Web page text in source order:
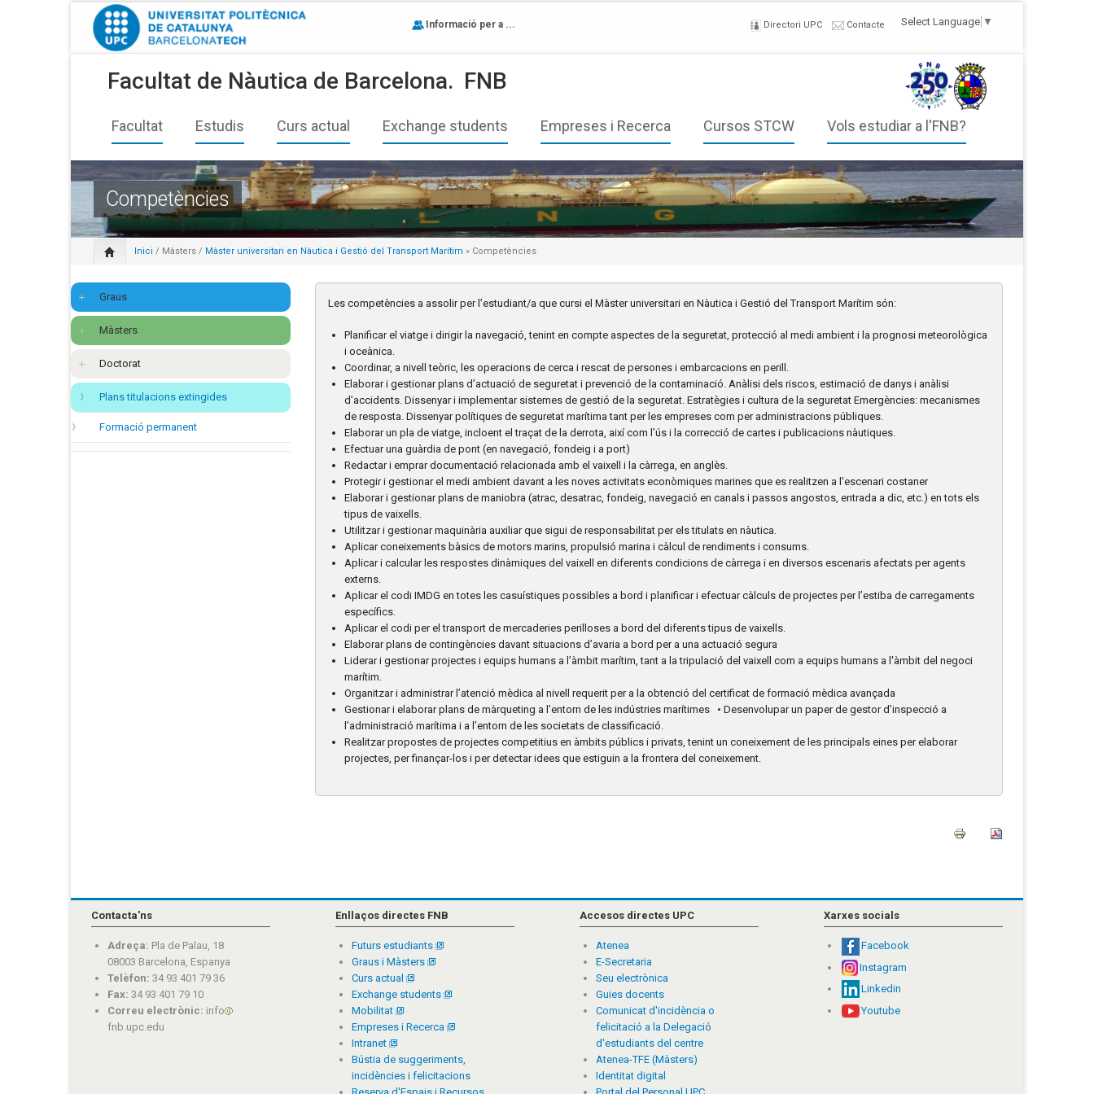
Select Language ▼
Directori UPC Contacte
Informació per a ...
Facultat de Nàutica de Barcelona. FNB
Facultat Estudis Curs actual Exchange students Empreses i Recerca Cursos STCW Vols estudiar a l'FNB?
Competències
Inici / Màsters / Màster universitari en Nàutica i Gestió del Transport Marítim » Competències
Graus
Màsters
Doctorat
Plans titulacions extingides
Formació permanent
Les competències a assolir per l’estudiant/a que cursi el Màster universitari en Nàutica i Gestió del Transport Marítim són:
Planificar el viatge i dirigir la navegació, tenint en compte aspectes de la seguretat, protecció al medi ambient i la prognosi meteorològica
i oceànica.
Coordinar, a nivell teòric, les operacions de cerca i rescat de persones i embarcacions en perill.
Elaborar i gestionar plans d’actuació de seguretat i prevenció de la contaminació. Anàlisi dels riscos, estimació de danys i anàlisi
d’accidents. Dissenyar i implementar sistemes de gestió de la seguretat. Estratègies i cultura de la seguretat Emergències: mecanismes
de resposta. Dissenyar polítiques de seguretat marítima tant per les empreses com per administracions públiques.
Elaborar un pla de viatge, incloent el traçat de la derrota, així com l’ús i la correcció de cartes i publicacions nàutiques.
Efectuar una guàrdia de pont (en navegació, fondeig i a port)
Redactar i emprar documentació relacionada amb el vaixell i la càrrega, en anglès.
Protegir i gestionar el medi ambient davant a les noves activitats econòmiques marines que es realitzen a l'escenari costaner
Elaborar i gestionar plans de maniobra (atrac, desatrac, fondeig, navegació en canals i passos angostos, entrada a dic, etc.) en tots els
tipus de vaixells.
Utilitzar i gestionar maquinària auxiliar que sigui de responsabilitat per els titulats en nàutica.
Aplicar coneixements bàsics de motors marins, propulsió marina i càlcul de rendiments i consums.
Aplicar i calcular les respostes dinàmiques del vaixell en diferents condicions de càrrega i en diversos escenaris afectats per agents
externs.
Aplicar el codi IMDG en totes les casuístiques possibles a bord i planificar i efectuar càlculs de projectes per l’estiba de carregaments
específics.
Aplicar el codi per el transport de mercaderies perilloses a bord del diferents tipus de vaixells.
Elaborar plans de contingències davant situacions d’avaria a bord per a una actuació segura
Liderar i gestionar projectes i equips humans a l’àmbit marítim, tant a la tripulació del vaixell com a equips humans a l'àmbit del negoci
marítim.
Organitzar i administrar l’atenció mèdica al nivell requerit per a la obtenció del certificat de formació mèdica avançada
Gestionar i elaborar plans de màrqueting a l’entorn de les indústries marítimes • Desenvolupar un paper de gestor d’inspecció a
l’administració marítima i a l’entorn de les societats de classificació.
Realitzar propostes de projectes competitius en àmbits públics i privats, tenint un coneixement de les principals eines per elaborar
projectes, per finançar-los i per detectar idees que estiguin a la frontera del coneixement.
Contacta'ns
Adreça: Pla de Palau, 18
08003 Barcelona, Espanya
Telèfon: 34 93 401 79 36
Fax: 34 93 401 79 10
Correu electrònic: info
fnb.upc.edu
Enllaços directes FNB
Futurs estudiants
Graus i Màsters
Curs actual
Exchange students
Mobilitat
Empreses i Recerca
Intranet
Bústia de suggeriments,
incidències i felicitacions
Accesos directes UPC
Atenea
E-Secretaria
Seu electrònica
Guies docents
Comunicat d'incidència o
felicitació a la Delegació
d'estudiants del centre
Atenea-TFE (Màsters)
Identitat digital
Xarxes socials
Facebook
Instagram
Linkedin
Youtube